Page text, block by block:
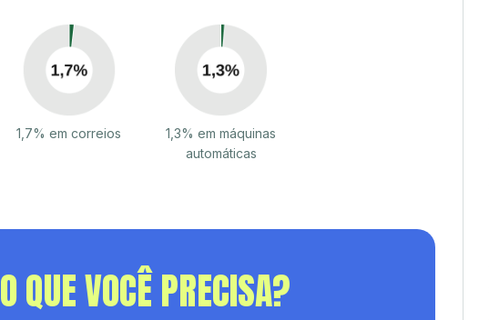
1,7% em correios
1,3% em máquinas
automáticas
O QUE VOCÊ PRECISA?